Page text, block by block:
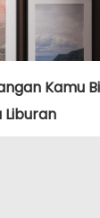
Kamu
Liburan